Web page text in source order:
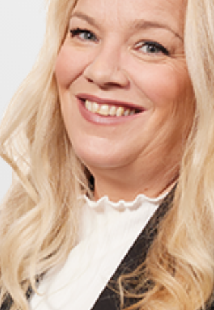
i Hulitjärnen som är ett trevligt
för barnfamiljer. Här
område där grannar trivs, barnen